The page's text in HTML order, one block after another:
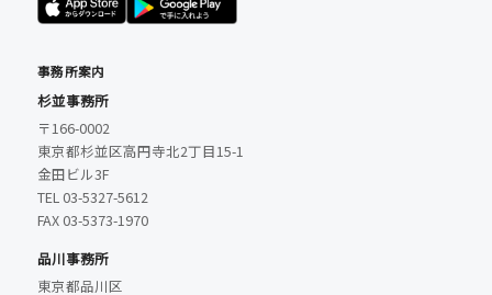
事務所案内
杉並事務所
〒166-0002
東京都杉並区高円寺北2丁目15-1
金田ビル3F
TEL 03-5327-5612
FAX 03-5373-1970
品川事務所
東京都品川区